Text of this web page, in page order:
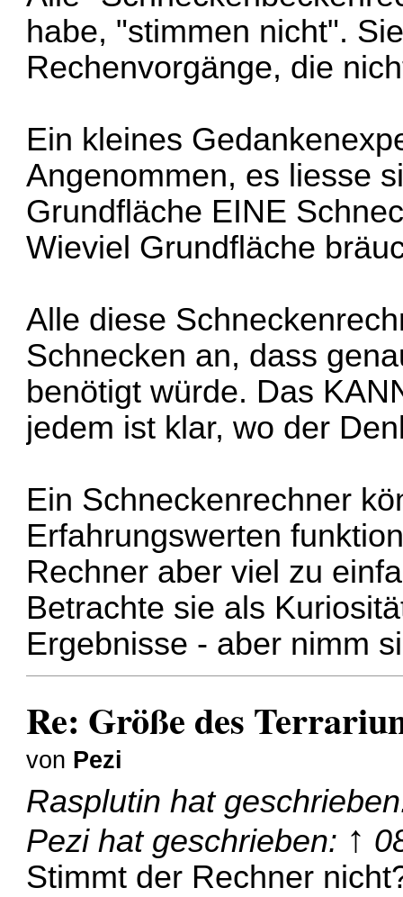
habe, "stimmen nicht".
Rechenvorgänge, die
Ein kleines
Angenommen, es liesse
Grundfläche EINE
Wieviel Grundfläche
Alle diese
Schnecken an, dass
benötigt würde. Das
jedem ist klar, wo der
Ein Schneckenrechner
Erfahrungswerten
Rechner aber viel zu
Betrachte sie als
Ergebnisse - aber nimm
Re: Größe des
von Pezi
Rasplutin hat
Pezihat geschrieben: ↑
Stimmt der Rechner